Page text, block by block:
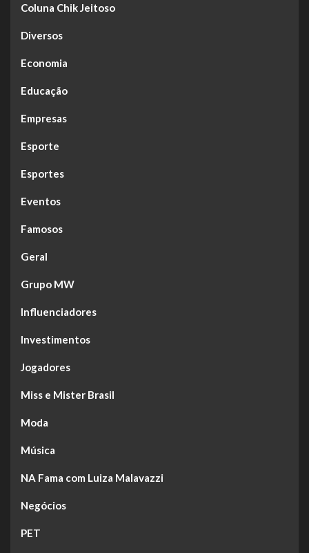
Coluna Chik Jeitoso
Diversos
Economia
Educação
Empresas
Esporte
Esportes
Eventos
Famosos
Geral
Grupo MW
Influenciadores
Investimentos
Jogadores
Miss e Mister Brasil
Moda
Música
NA Fama com Luiza Malavazzi
Negócios
PET